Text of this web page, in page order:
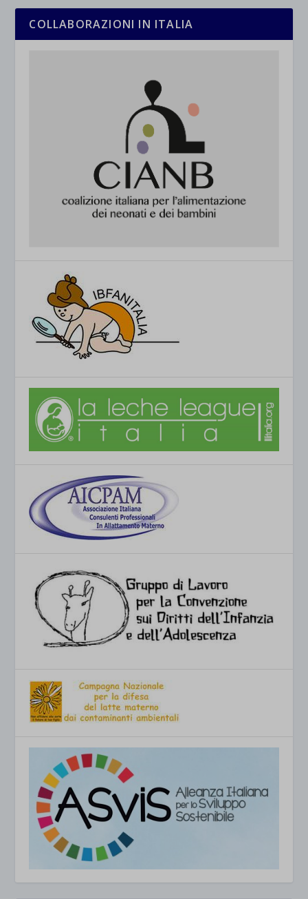
COLLABORAZIONI IN ITALIA